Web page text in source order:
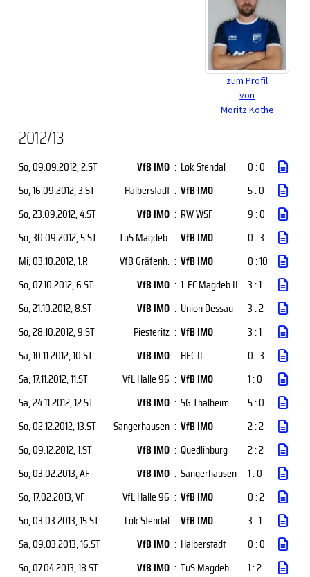
zum Profil
von
Moritz Kothe
2012/13
So, 09.09.2012, 2.ST VfB IMO : Lok Stendal
0 : 0
So, 16.09.2012, 3.ST Halberstadt : VfB IMO
5 : 0
So, 23.09.2012, 4.ST VfB IMO : RW WSF
9 : 0
So, 30.09.2012, 5.ST TuS Magdeb. : VfB IMO
0 : 3
Mi, 03.10.2012, 1.R VfB Gräfenh. : VfB IMO
0 : 10
So, 07.10.2012, 6.ST VfB IMO : 1. FC Magdeb II 3 : 1
So, 21.10.2012, 8.ST VfB IMO : Union Dessau
3 : 2
So, 28.10.2012, 9.ST Piesteritz : VfB IMO
3 : 1
Sa, 10.11.2012, 10.ST VfB IMO : HFC II
0 : 3
Sa, 17.11.2012, 11.ST VfL Halle 96 : VfB IMO
1 : 0
Sa, 24.11.2012, 12.ST VfB IMO : SG Thalheim
5 : 0
So, 02.12.2012, 13.ST Sangerhausen : VfB IMO
2 : 2
So, 09.12.2012, 1.ST VfB IMO : Quedlinburg
2 : 2
So, 03.02.2013, AF VfB IMO : Sangerhausen
1 : 0
So, 17.02.2013, VF VfL Halle 96 : VfB IMO
0 : 2
So, 03.03.2013, 15.ST Lok Stendal : VfB IMO
3 : 1
Sa, 09.03.2013, 16.ST VfB IMO : Halberstadt
0 : 0
So, 07.04.2013, 18.ST VfB IMO : TuS Magdeb.
1 : 2